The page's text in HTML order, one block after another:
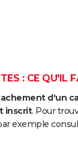
: CE QU'IL
d'un
inscrit. Pour
exemple